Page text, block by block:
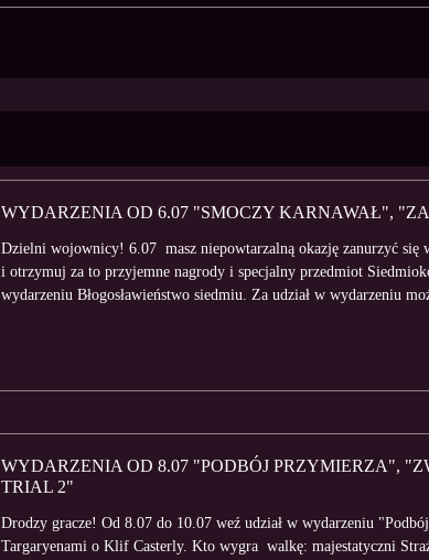
WYDARZENIA OD 6.07 "SMOCZY KARNAWAŁ",
Dzielni wojownicy! 6.07 masz niepowtarzalną okazję zanurzyć się
i otrzymuj za to przyjemne nagrody i specjalny przedmiot
wydarzeniu Błogosławieństwo siedmiu. Za udział w wydarzeniu
WYDARZENIA OD 8.07 "PODBÓJ PRZYMIERZA",
TRIAL 2"
Drodzy gracze! Od 8.07 do 10.07 weź udział w wydarzeniu
Targaryenami o Klif Casterly. Kto wygra walkę: majestatyczni